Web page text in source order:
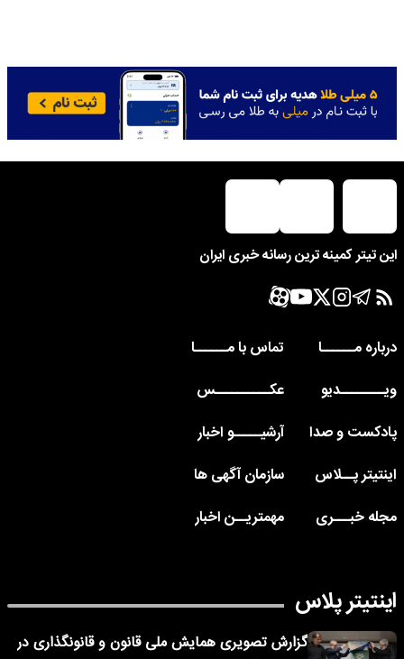
این تیتر کمینه ترین رسانه خبری ایران
درباره مــــــا
تماس با مــــــا
ویــــــــدیو
عکــــــــــس
پادکست و صدا
آرشیـــــو اخبار
اینتیتر پــلاس
سازمان آگهی ها
مجله خبـــری
مهمتریــن اخبار
اینتیتر پلاس
گزارش تصویری همایش ملی قانون و قانونگذاری در